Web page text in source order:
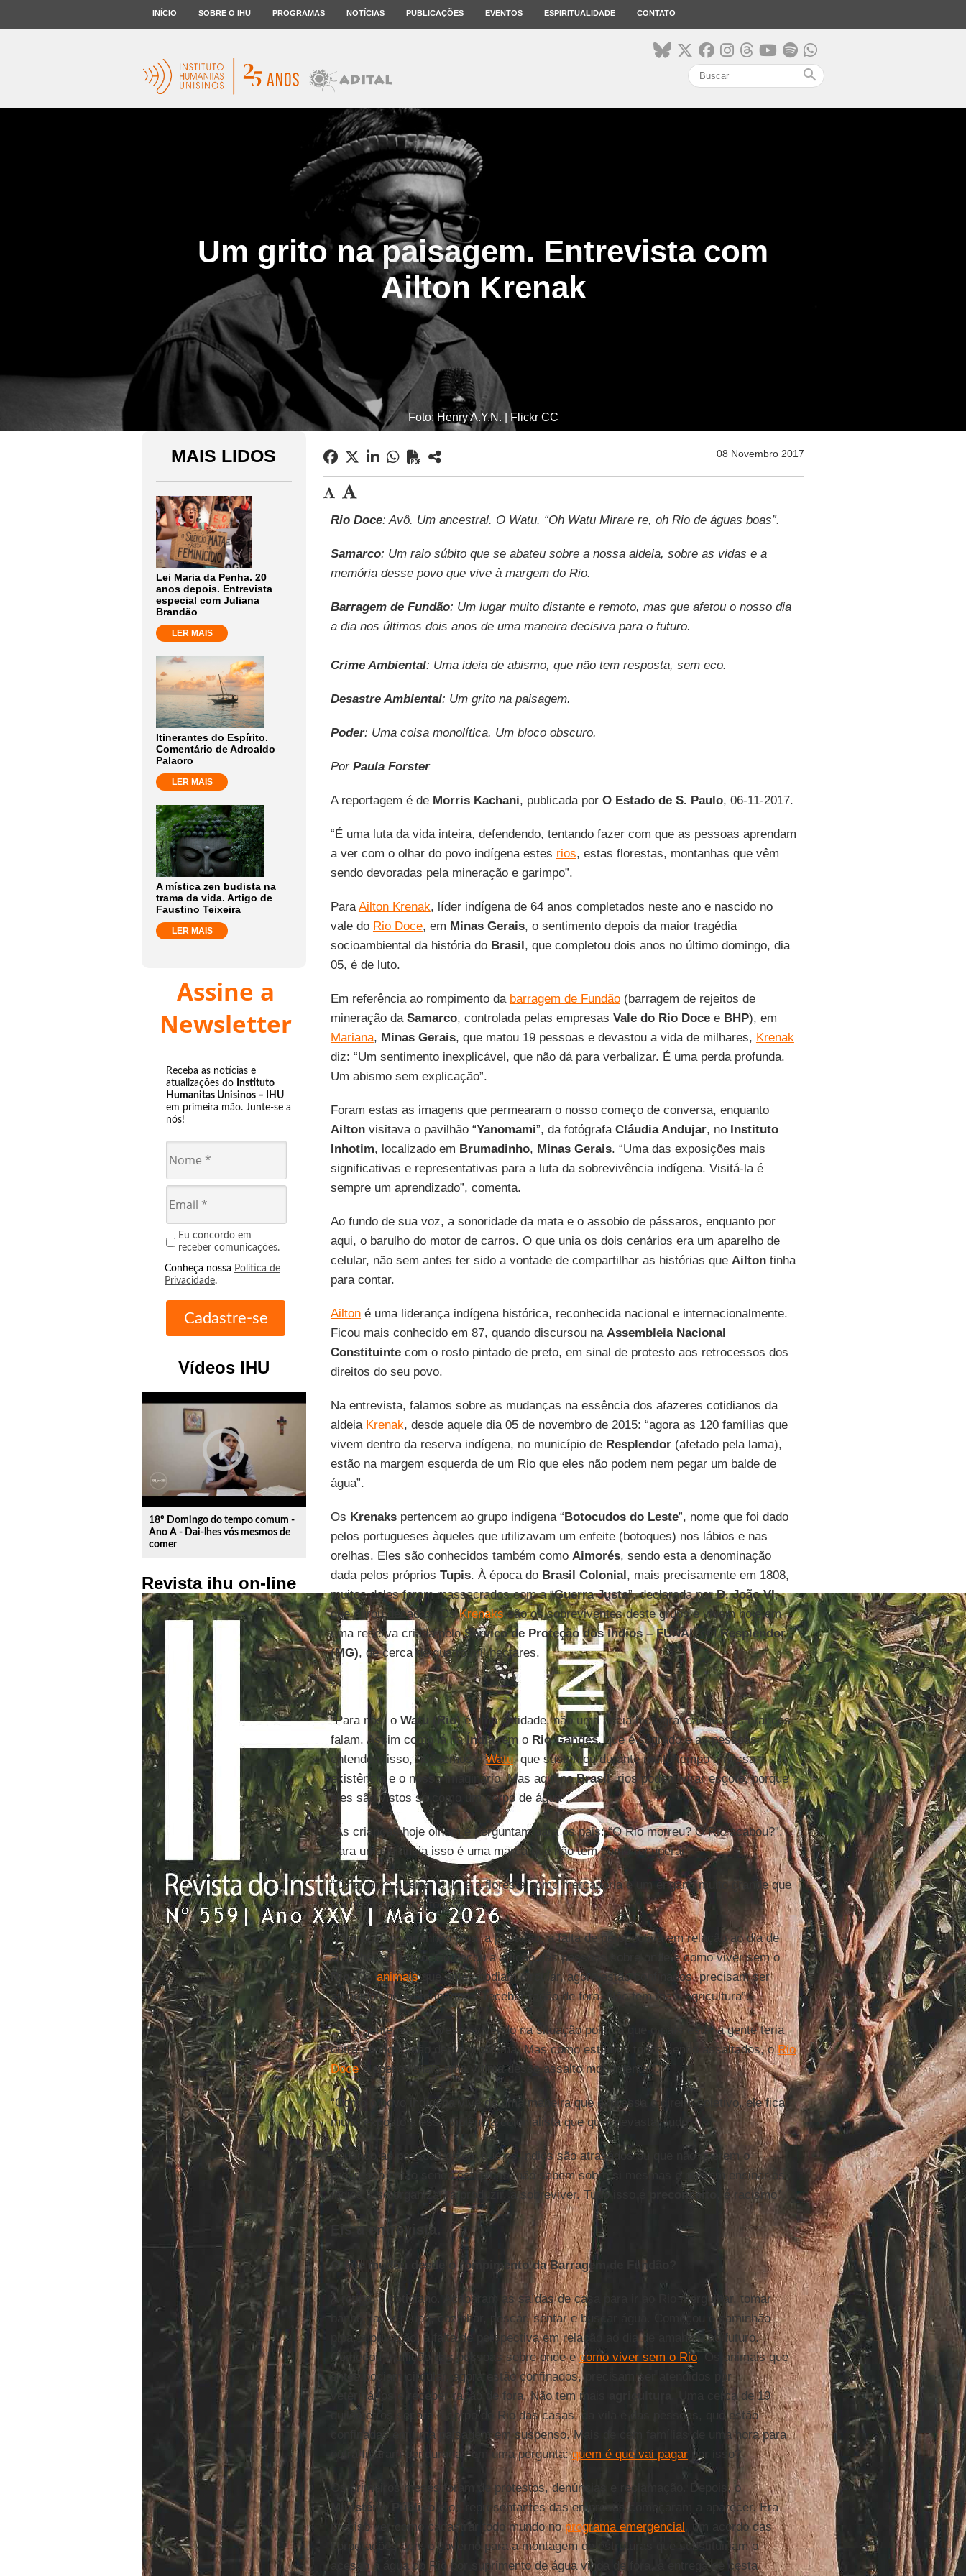
INÍCIO SOBRE O IHU PROGRAMAS NOTÍCIAS PUBLICAÇÕES EVENTOS ESPIRITUALIDADE CONTATO
search
Um grito na paisagem. Entrevista com
Ailton Krenak
Foto: Henry A.Y.N. | Flickr CC
MAIS LIDOS
Lei Maria da Penha. 20
anos depois. Entrevista
especial com Juliana
Brandão
LER MAIS
Itinerantes do Espírito.
Comentário de Adroaldo
Palaoro
LER MAIS
A mística zen budista na
trama da vida. Artigo de
Faustino Teixeira
LER MAIS
Assine a
Newsletter
Receba as notícias e
atualizações do Instituto
Humanitas Unisinos – IHU
em primeira mão. Junte-se a
nós!
Eu concordo em
receber comunicações.
Conheça nossa Política de
Privacidade.
Vídeos IHU
play_circle_outline
18º Domingo do tempo comum -
Ano A - Dai-lhes vós mesmos de
comer
Revista ihu on-line
08 Novembro 2017
Rio Doce: Avô. Um ancestral. O Watu. “Oh Watu Mirare re, oh Rio de águas boas”.
Samarco: Um raio súbito que se abateu sobre a nossa aldeia, sobre as vidas e a
memória desse povo que vive à margem do Rio.
Barragem de Fundão: Um lugar muito distante e remoto, mas que afetou o nosso dia
a dia nos últimos dois anos de uma maneira decisiva para o futuro.
Crime Ambiental: Uma ideia de abismo, que não tem resposta, sem eco.
Desastre Ambiental: Um grito na paisagem.
Poder: Uma coisa monolítica. Um bloco obscuro.
Por Paula Forster
A reportagem é deMorris Kachani, publicada por O Estado de S. Paulo, 06-11-2017.
“É uma luta da vida inteira, defendendo, tentando fazer com que as pessoas aprendam
a ver com o olhar do povo indígena estes rios, estas florestas, montanhas que vêm
sendo devoradas pela mineração e garimpo”.
ParaAilton Krenak, líder indígena de 64 anos completados neste ano e nascido no
vale do Rio Doce, em Minas Gerais, o sentimento depois da maior tragédia
socioambiental da história do Brasil, que completou dois anos no último domingo, dia
05, é de luto.
Em referência ao rompimento da barragem de Fundão(barragem de rejeitos de
mineração da Samarco, controlada pelas empresas Vale do Rio Docee BHP), em
Mariana, Minas Gerais, que matou 19 pessoas e devastou a vida de milhares, Krenak
diz: “Um sentimento inexplicável, que não dá para verbalizar. É uma perda profunda.
Um abismo sem explicação”.
Foram estas as imagens que permearam o nosso começo de conversa, enquanto
Ailtonvisitava o pavilhão “Yanomami”, da fotógrafa Cláudia Andujar, no Instituto
Inhotim, localizado em Brumadinho, Minas Gerais. “Uma das exposições mais
significativas e representativas para a luta da sobrevivência indígena. Visitá-la é
sempre um aprendizado”, comenta.
Ao fundo de sua voz, a sonoridade da mata e o assobio de pássaros, enquanto por
aqui, o barulho do motor de carros. O que unia os dois cenários era um aparelho de
celular, não sem antes ter sido a vontade de compartilhar as histórias que Ailtontinha
para contar.
Ailtoné uma liderança indígena histórica, reconhecida nacional e internacionalmente.
Ficou mais conhecido em 87, quando discursou na Assembleia Nacional
Constituintecom o rosto pintado de preto, em sinal de protesto aos retrocessos dos
direitos do seu povo.
Na entrevista, falamos sobre as mudanças na essência dos afazeres cotidianos da
aldeia Krenak, desde aquele dia 05 de novembro de 2015: “agora as 120 famílias que
vivem dentro da reserva indígena, no município de Resplendor(afetado pela lama),
estão na margem esquerda de um Rio que eles não podem nem pegar um balde de
água”.
Os Krenakspertencem ao grupo indígena “Botocudos do Leste”, nome que foi dado
pelos portugueses àqueles que utilizavam um enfeite (botoques) nos lábios e nas
orelhas. Eles são conhecidos também como Aimorés, sendo esta a denominação
dada pelos próprios Tupis. À época do Brasil Colonial, mais precisamente em 1808,
muitos deles foram massacrados com a “Guerra Justa”, declarada porD. João VI,
que durou décadas. OsKrenakssão os sobreviventes deste grupo e vivem hoje em
uma reserva criada peloServiço de Proteção dos Índios – FUNAI, emResplendor
(MG), de cerca de quatro mil hectares.
*
“Para nós, o Watu (Rio) é uma entidade, não uma bacia hidrográfica igual os brancos
falam. Assim como lá naÍndiatem o Rio Ganges, que é sagrado e as pessoas
entendem isso, nós temos oWatu, que sustentou durante muito tempo a nossa
existência e o nosso imaginário. Mas aqui noBrasil, rios podem virar esgoto, porque
eles são vistos só como um corpo de água”.
“As crianças hoje olham e perguntam para os pais: “O Rio morreu? O Rio acabou?”.
Para uma infância isso é uma marca que não tem como recuperar”.
“Olhar para a terra, o rio e a floresta como mercadoria é um engano muito grande que
vai nos enterrar a todos”.
“Começou o caminhão pipa, a privação, a falta de perspectiva em relação ao dia de
amanhã, ao futuro. Começou a aflição das pessoas sobre onde e como viver sem o
Rio . Os animaisque antes podiam circular, agora estão confinados, precisam ser
atendidos por veterinários e receber ração de fora. Não tem mais agricultura”.
“Se a gente não estivesse vivendo na situação política que o país está, a gente teria
outra configuração deste problema. Mas como estamos todos sendo assaltados, oRio
Doceé apenas mais uma vítima desse assalto monumental”.
“Como o povo indígena vive de uma maneira que expressa o direito coletivo, ele fica
muito exposto a essa violência colonialista que quer devastar tudo”.
“Quando as pessoas dizem que os índios são atrasados ou que não querem o
progresso estão sendo estúpidas, não sabem sobre si mesmas e querem ensinar os
índios a se organizar, a produzir, a sobreviver. Tudo isso é
preconceito , é racismo”.
Eis a entrevista.
O que mudou desde o rompimento da Barragem de Fundão?
A rotina, o cotidiano. Acabaram as saídas de casa para ir ao Rio mergulhar, tomar
banho, lavar roupa, cozinhar, pescar, sentar e buscar água. Começou o caminhão
pipa, a privação, a falta de perspectiva em relação ao dia de amanhã, ao futuro.
Começou a aflição das pessoas sobre onde ecomo viver sem o Rio. Os animais que
antes podiam circular, agora estão confinados, precisam ser atendidos por
veterinários e receber ração de fora. Não tem mais
agricultura
. Uma cerca de 19
quilômetros separa o corpo do Rio das casas, da vila e das pessoas, que estão
confinadas em uma paisagem em suspenso. Mais de cem famílias de uma hora para
outra ficaram penduradas em uma pergunta:quem é que vai pagarpor isso?
Os primeiros meses foram de protestos, denúncias e reclamação. Depois, o
Ministério Públicoe os representantes das empresas começaram a aparecer. Era
preciso ver como cadastrar todo mundo noprograma emergencial , um acordo das
corporações com o governo para a montagem de estruturas que substituiriam o
acesso à água do Rio por suprimento de água vinda de fora, a entrega de cesta